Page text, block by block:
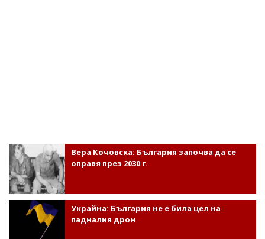
Вера Кочовска: България започва да се
оправя през 2030 г.
Украйна: България не е била цел на
падналия дрон